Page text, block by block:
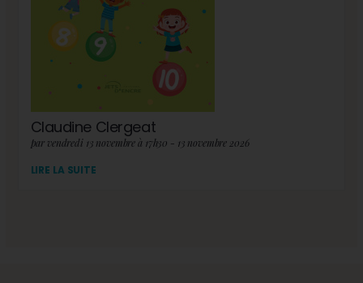
Claudine Clergeat
par vendredi 13 novembre à 17h30 - 13 novembre 2026
LIRE LA SUITE